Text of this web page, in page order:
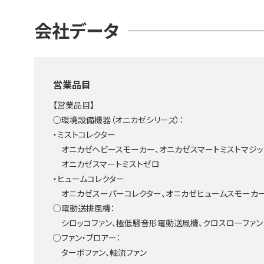
会社データ
営業品目
【営業品目】
○環境設備機器（オニカゼシリーズ）：
・ミストコレクター
オニカゼヘビースモーカー、オニカゼスマートミストマジッ
オニカゼスマートミストゼロ
・ヒュームコレクター
オニカゼスーパーコレクター、オニカゼヒュームスモーカ
○電動送排風機：
シロッコファン、極低騒音形電動送風機、クロスローファン
○ファン・ブロアー：
ターボファン、軸流ファン